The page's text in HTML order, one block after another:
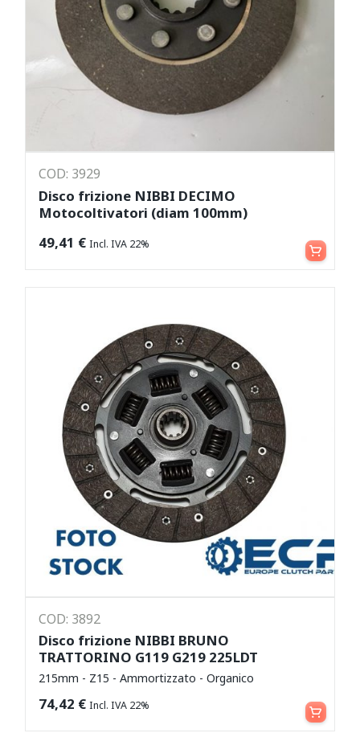
COD: 3929
Disco frizione NIBBI DECIMO
Motocoltivatori (diam 100mm)
49,41 € Incl. IVA 22% Aggiungi al carrello
COD: 3892
Disco frizione NIBBI BRUNO
TRATTORINO G119 G219 225LDT
215mm - Z15 - Ammortizzato - Organico
74,42 € Incl. IVA 22% Leggi tutto